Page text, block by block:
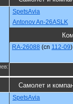
SpetsAvia
Antonov An-26ASLK
RA-26088 (cn 112-09)
Самолет и
SpetsAvia